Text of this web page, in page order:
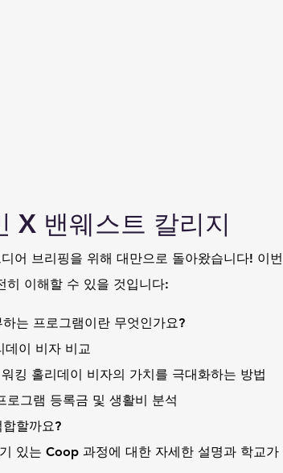
X 밴웨스트 칼리지
어 브리핑을 위해 대만으로 돌아왔습니다! 이
히 이해할 수 있을 것입니다:
는 프로그램이란 무엇인가요?
이 비자 비교
킹 홀리데이 비자의 가치를 극대화하는 방법
로그램 등록금 및 생활비 분석
할까요?
있는 Coop 과정에 대한 자세한 설명과 학교